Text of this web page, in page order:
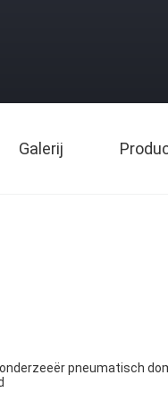
Galerij
pneumatisch